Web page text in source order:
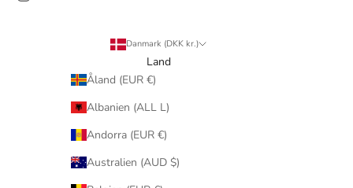
Danmark (DKK kr.)
Land
Åland (EUR €)
Albanien (ALL L)
Andorra (EUR €)
Australien (AUD $)